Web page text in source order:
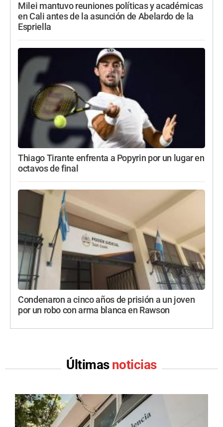
Milei mantuvo reuniones políticas y académicas
en Cali antes de la asunción de Abelardo de la
Espriella
Thiago Tirante enfrenta a Popyrin por un lugar en
octavos de final
Condenaron a cinco años de prisión a un joven
por un robo con arma blanca en Rawson
Últimas noticias